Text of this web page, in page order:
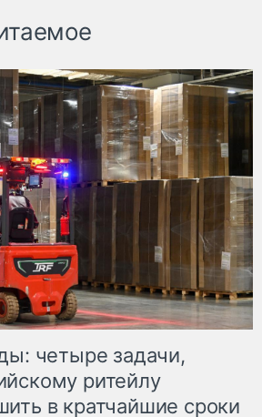
четыре задачи,
ритейлу
в кратчайшие сроки